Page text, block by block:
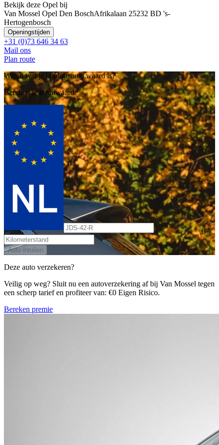
Bekijk deze Opel bij
Van Mossel Opel Den BoschAfrikalaan 25232 BD 's-
Hertogenbosch
Openingstijden
+31 (0)73 646 34 63
Mail ons
Plan route
Weten wat je huidige auto waard is?
Bereken je inruilwaarde
Auto inruilen
Deze auto verzekeren?
Veilig op weg? Sluit nu een autoverzekering af bij Van Mossel tegen
een scherp tarief en profiteer van: €0 Eigen Risico.
Bereken premie